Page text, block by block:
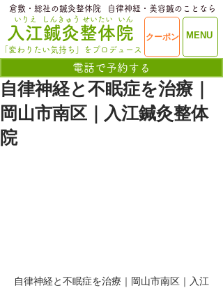
ME
​入江鍼灸整体院
いりえ
MENU
クーポン
電話で予約する
せいたい
しんきゅう いん
「変わりたい気持ち」をプロデュース
​倉敷・総社の鍼灸整体院 ​自律神経・美容鍼のことなら
自律神経と不眠症を治療｜
岡山市南区｜入江鍼灸整体
院
自律神経と不眠症を治療｜岡山市南区｜入江